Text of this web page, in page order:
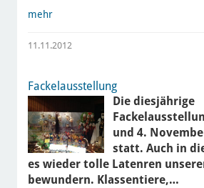
mehr
11.11.2012
Fackelausstellung
Die diesjährige
und 4.
statt. Auch in
es wieder tolle Latenren
bewundern. Klassentiere,…